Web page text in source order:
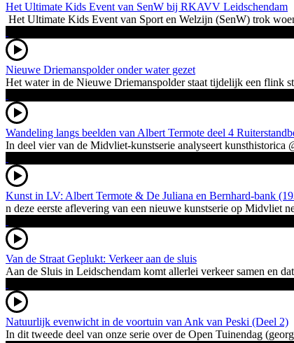
Het Ultimate Kids Event van SenW bij RKAVV Leidschendam
Het Ultimate Kids Event van Sport en Welzijn (SenW) trok
Nieuwe Driemanspolder onder water gezet
Het water in de Nieuwe Driemanspolder staat tijdelijk een flink
Wandeling langs beelden van Albert Termote deel 4
In deel vier van de Midvliet-kunstserie analyseert
Kunst in LV: Albert Termote & De Juliana en Bernhard-bank
n deze eerste aflevering van een nieuwe kunstserie op Midvliet
Van de Straat Geplukt: Verkeer aan de sluis
Aan de Sluis in Leidschendam komt allerlei verkeer samen en
Natuurlijk evenwicht in de voortuin van Ank van Peski (Deel 2)
In dit tweede deel van onze serie over de Open Tuinendag